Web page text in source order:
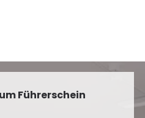
Führerschein